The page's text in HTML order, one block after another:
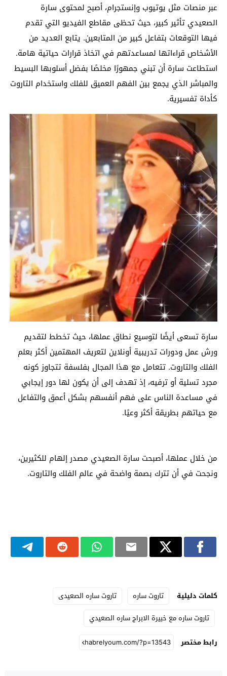
عبر منصات مثل يوتيوب وإنستجرام، أصبح لمحتوى سارة
الصعيدي تأثير كبير، حيث تحظى مقاطع الفيديو التي تقدم
فيها التوقعات بتفاعل كبير من المتابعين. يتابع العديد من
الأشخاص قراءاتها لمساعدتهم في اتخاذ قرارات حياتية هامة.
استطاعت سارة أن تبني جمهورًا مخلصًا بفضل أسلوبها البسيط
والمباشر الذي يجمع بين الفهم العميق للفلك واستخدام التاروت
كأداة تفسيرية.
سارة تسعى أيضًا لتوسيع نطاق عملها، حيث تخطط لتقديم
ورش عمل ودورات تدريبية أونلاين لتعريف المهتمين أكثر بعلم
الفلك والتاروت. تتعامل مع هذا المجال بفلسفة تتجاوز كونه
مجرد تسلية أو ترفيه، إذ تهدف إلى أن يكون لها دور إيجابي
في مساعدة الناس على فهم أنفسهم بشكل أعمق والتفاعل
مع حياتهم بطريقة أكثر وعيًا.
من خلال عملها، أصبحت سارة الصعيدي مصدر إلهام للكثيرين،
ونجحت في أن تترك بصمة واضحة في عالم الفلك والتاروت.
كلمات دليلية تاروت ساره
تاروت ساره الصعيدى
تاروت ساره مع خبيرة الابراج ساره الصعيدي
رابط مختصر